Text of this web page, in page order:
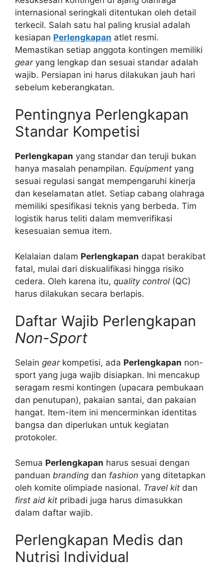
internasional seringkali ditentukan oleh detail
terkecil. Salah satu hal paling krusial adalah
kesiapan Perlengkapan atlet resmi.
Memastikan setiap anggota kontingen memiliki
gearyang lengkap dan sesuai standar adalah
wajib. Persiapan ini harus dilakukan jauh hari
sebelum keberangkatan.
Pentingnya Perlengkapan
Standar Kompetisi
Perlengkapan yang standar dan teruji bukan
hanya masalah penampilan. Equipment yang
sesuai regulasi sangat mempengaruhi kinerja
dan keselamatan atlet. Setiap cabang olahraga
memiliki spesifikasi teknis yang berbeda. Tim
logistik harus teliti dalam memverifikasi
kesesuaian semua item.
Kelalaian dalam Perlengkapan dapat berakibat
fatal, mulai dari diskualifikasi hingga risiko
cedera. Oleh karena itu, quality control (QC)
harus dilakukan secara berlapis.
Daftar Wajib Perlengkapan
Non-Sport
Selain gearkompetisi, ada Perlengkapan non-
sport yang juga wajib disiapkan. Ini mencakup
seragam resmi kontingen (upacara pembukaan
dan penutupan), pakaian santai, dan pakaian
hangat. Item-item ini mencerminkan identitas
bangsa dan diperlukan untuk kegiatan
protokoler.
Semua Perlengkapan harus sesuai dengan
panduan branding dan fashion yang ditetapkan
oleh komite olimpiade nasional. Travel kit dan
first aid kit pribadi juga harus dimasukkan
dalam daftar wajib.
Perlengkapan Medis dan
Nutrisi Individual